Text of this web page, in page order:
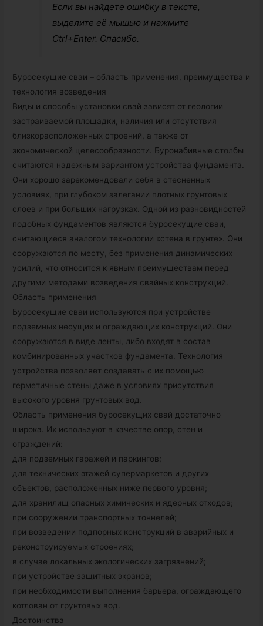
Если вы найдете ошибку в тексте,
выделите её мышью и нажмите
Ctrl+Enter. Спасибо.
Буросекущие сваи – область применения, преимущества и
технология возведения
Виды и способы установки свай зависят от геологии
застраиваемой площадки, наличия или отсутствия
близкорасположенных строений, а также от
экономической целесообразности. Буронабивные столбы
считаются надежным вариантом устройства фундамента.
Они хорошо зарекомендовали себя в стесненных
условиях, при глубоком залегании плотных грунтовых
слоев и при больших нагрузках. Одной из разновидностей
подобных фундаментов являются буросекущие сваи,
считающиеся аналогом технологии «стена в грунте». Они
сооружаются по месту, без применения динамических
усилий, что относится к явным преимуществам перед
другими методами возведения свайных конструкций.
Область применения
Буросекущие сваи используются при устройстве
подземных несущих и ограждающих конструкций. Они
сооружаются в виде ленты, либо входят в состав
комбинированных участков фундамента. Технология
устройства позволяет создавать с их помощью
герметичные стены даже в условиях присутствия
высокого уровня грунтовых вод.
Область применения буросекущих свай достаточно
широка. Их используют в качестве опор, стен и
ограждений:
для подземных гаражей и паркингов;
для технических этажей супермаркетов и других
объектов, расположенных ниже первого уровня;
для хранилищ опасных химических и ядерных отходов;
при сооружении транспортных тоннелей;
при возведении подпорных конструкций в аварийных и
реконструируемых строениях;
в случае локальных экологических загрязнений;
при устройстве защитных экранов;
при необходимости выполнения барьера, ограждающего
котлован от грунтовых вод.
Достоинства